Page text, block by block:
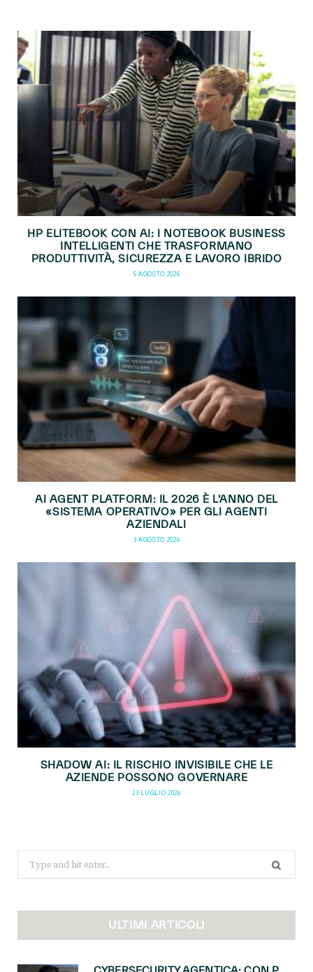
HP ELITEBOOK CON AI: I NOTEBOOK BUSINESS
INTELLIGENTI CHE TRASFORMANO
PRODUTTIVITÀ, SICUREZZA E LAVORO IBRIDO
5 AGOSTO 2026
AI AGENT PLATFORM: IL 2026 È L’ANNO DEL
«SISTEMA OPERATIVO» PER GLI AGENTI
AZIENDALI
3 AGOSTO 2026
SHADOW AI: IL RISCHIO INVISIBILE CHE LE
AZIENDE POSSONO GOVERNARE
23 LUGLIO 2026
Search
for:
ULTIMI ARTICOLI